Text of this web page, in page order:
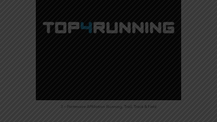
3 – Partenaire Affiliation Running, Trail, Track & Field